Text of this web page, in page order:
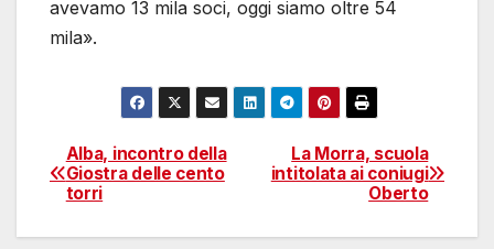
avevamo 13 mila soci, oggi siamo oltre 54
mila».
Navigazione
articoli
La Morra, scuola
intitolata ai coniugi
Oberto
Alba, incontro della
Giostra delle cento
torri